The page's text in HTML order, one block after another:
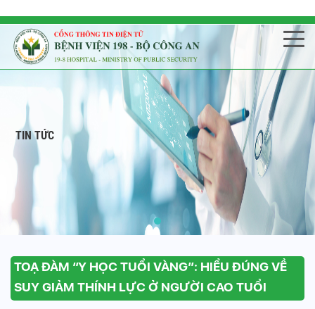
TIN TỨC
TOẠ ĐÀM “Y HỌC TUỔI VÀNG”: HIỂU ĐÚNG VỀ
SUY GIẢM THÍNH LỰC Ở NGƯỜI CAO TUỔI